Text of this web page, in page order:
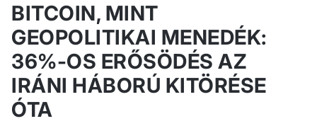
BITCOIN, MINT
GEOPOLITIKAI MENEDÉK:
36%-OS ERŐSÖDÉS AZ
IRÁNI HÁBORÚ KITÖRÉSE
ÓTA